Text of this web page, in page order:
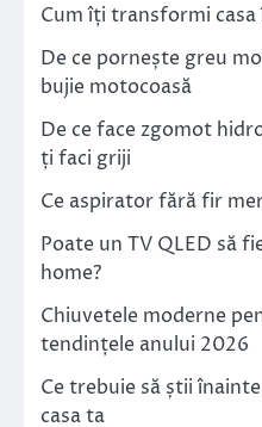
Cum îți transformi
De ce pornește greu
bujie motocoasă
De ce face zgomot
ți faci griji
Ce aspirator fără fir
Poate un TV QLED să
home?
Chiuvetele moderne
tendințele anului 2026
Ce trebuie să știi
casa ta